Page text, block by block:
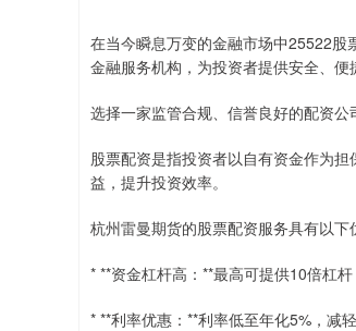
在当今瞬息万变的金融市场中25522股
金融服务机构，为投资者提供安全、便
选择一家监管合规、信誉良好的配资公
股票配资是指投资者以自有资金作为
益，提升投资效率。
杭州雷曼期货的股票配资服务具有以下
* **资金杠杆高：**最高可提供10倍杠
* **利率优惠：**利率低至年化5%，减